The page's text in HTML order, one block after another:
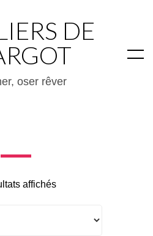
DE
oser rêver
affichés